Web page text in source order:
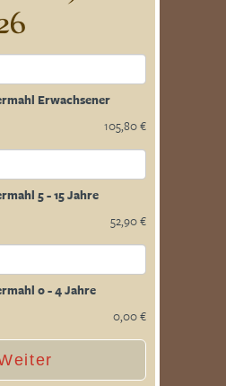
Erwachsener
105,80 €
5 - 15 Jahre
52,90 €
0 - 4 Jahre
0,00 €